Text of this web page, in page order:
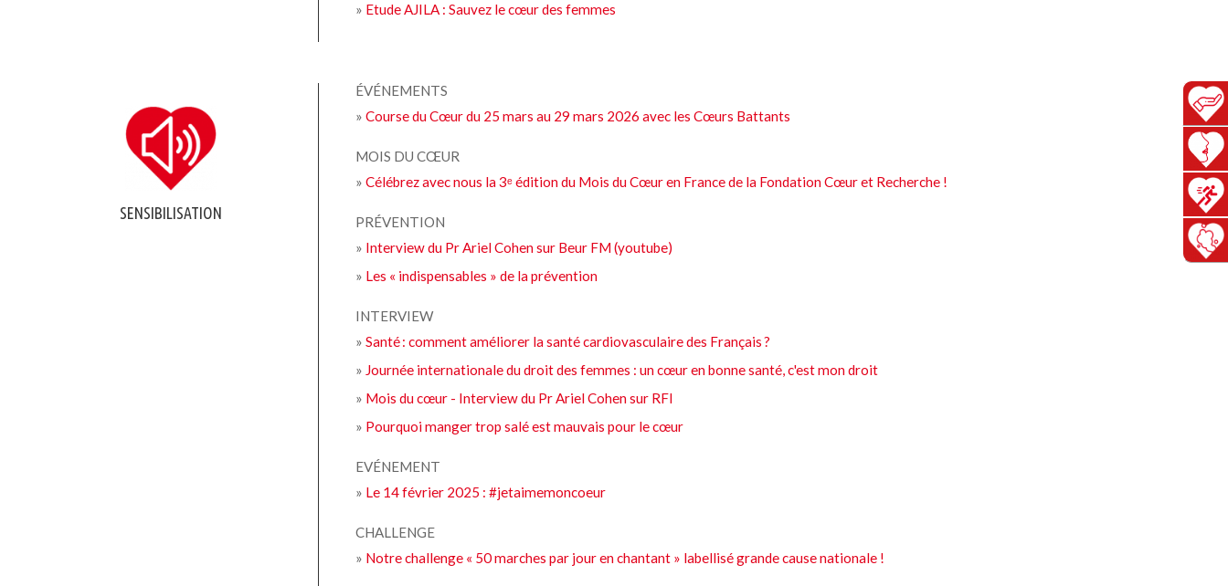
» Etude AJILA : Sauvez le cœur des femmes
SENSIBILISATION
ÉVÉNEMENTS
»Course du Cœur du 25 mars au 29 mars 2026 avec les Cœurs Battants
MOIS DU CŒUR
»Célébrez avec nous la 3ᵉ édition du Mois du Cœur en France de la Fondation Cœur et Recherche !
PRÉVENTION
» Interview du Pr Ariel Cohen sur Beur FM (youtube)
» Les « indispensables » de la prévention
INTERVIEW
»Santé : comment améliorer la santé cardiovasculaire des Français ?
» Journée internationale du droit des femmes : un cœur en bonne santé, c'est mon droit
» Mois du cœur - Interview du Pr Ariel Cohen sur RFI
» Pourquoi manger trop salé est mauvais pour le cœur
EVÉNEMENT
» Le 14 février 2025 : #jetaimemoncoeur
CHALLENGE
» Notre challenge « 50 marches par jour en chantant » labellisé grande cause nationale !